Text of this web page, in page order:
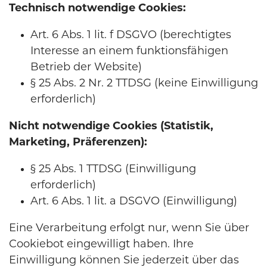
Technisch notwendige Cookies:
Art. 6 Abs. 1 lit. f DSGVO (berechtigtes
Interesse an einem funktionsfähigen
Betrieb der Website)
§ 25 Abs. 2 Nr. 2 TTDSG (keine Einwilligung
erforderlich)
Nicht notwendige Cookies (Statistik,
Marketing, Präferenzen):
§ 25 Abs. 1 TTDSG (Einwilligung
erforderlich)
Art. 6 Abs. 1 lit. a DSGVO (Einwilligung)
Eine Verarbeitung erfolgt nur, wenn Sie über
Cookiebot eingewilligt haben. Ihre
Einwilligung können Sie jederzeit über das